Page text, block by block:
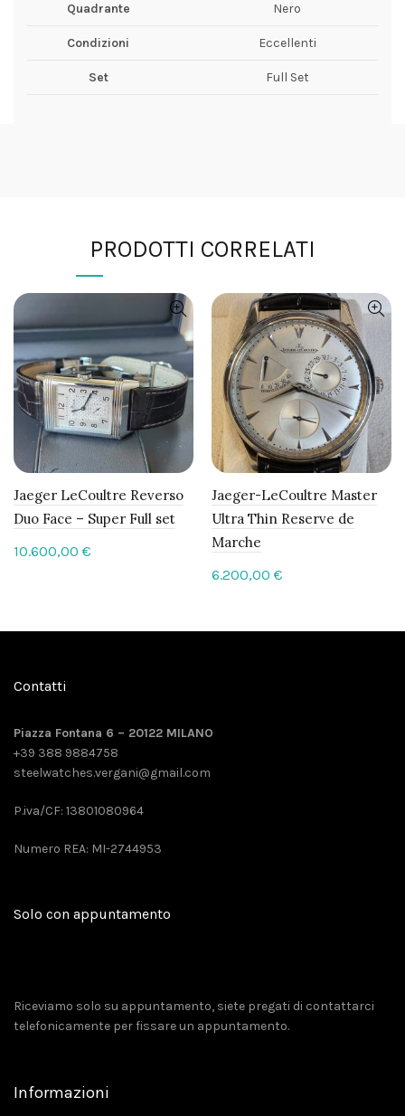
Quadrante Nero
Condizioni Eccellenti
Set Full Set
PRODOTTI CORRELATI
Jaeger LeCoultre Reverso
Duo Face – Super Full set
10.600,00 €
Jaeger-LeCoultre Master
Ultra Thin Reserve de
Marche
6.200,00 €
Contatti
Piazza Fontana 6 – 20122 MILANO
+39 388 9884758
steelwatches.vergani@gmail.com
P.iva/CF: 13801080964
Numero REA: MI-2744953
Solo con appuntamento
Riceviamo solo su appuntamento, siete pregati di contattarci
telefonicamente per fissare un appuntamento.
Informazioni